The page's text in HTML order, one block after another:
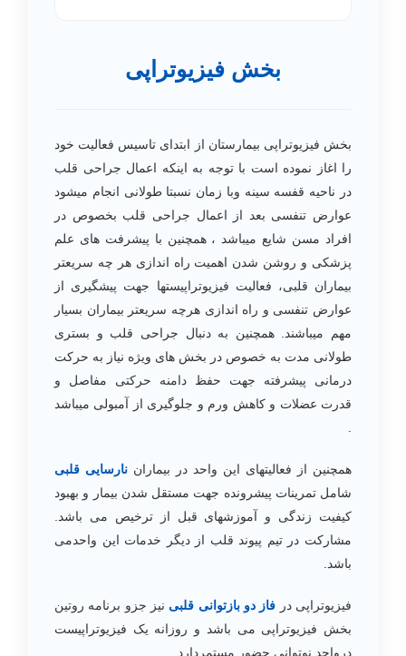
بخش فیزیوتراپی
بخش فیزیوتراپی بیمارستان از ابتدای تاسیس فعالیت خود
را اغاز نموده است با توجه به اینکه اعمال جراحی قلب
در ناحیه قفسه سینه وبا زمان نسبتا طولانی انجام میشود
عوارض تنفسی بعد از اعمال جراحی قلب بخصوص در
افراد مسن شایع میباشد ، همچنین با پیشرفت های علم
پزشکی و روشن شدن اهمیت راه اندازی هر چه سریعتر
بیماران قلبی، فعالیت فیزیوتراپیستها جهت پیشگیری از
عوارض تنفسی و راه اندازی هرچه سریعتر بیماران بسیار
مهم میباشند. همچنین به دنبال جراحی قلب و بستری
طولانی مدت به خصوص در بخش های ویژه نیاز به حرکت
درمانی پیشرفته جهت حفظ دامنه حرکتی مفاصل و
قدرت عضلات و کاهش ورم و جلوگیری از آمبولی میباشد
.
همچنین از فعالیتهای این واحد در بیماران نارسایی قلبی
شامل تمرینات پیشرونده جهت مستقل شدن بیمار و بهبود
کیفیت زندگی و آموزشهای قبل از ترخیص می باشد.
مشارکت در تیم پیوند قلب از دیگر خدمات این واحدمی
باشد.
فیزیوتراپی در فاز دو بازتوانی قلبی نیز جزو برنامه روتین
بخش فیزیوتراپی می باشد و روزانه یک فیزیوتراپیست
درواحد نوتوانی حضور مستمردارد.